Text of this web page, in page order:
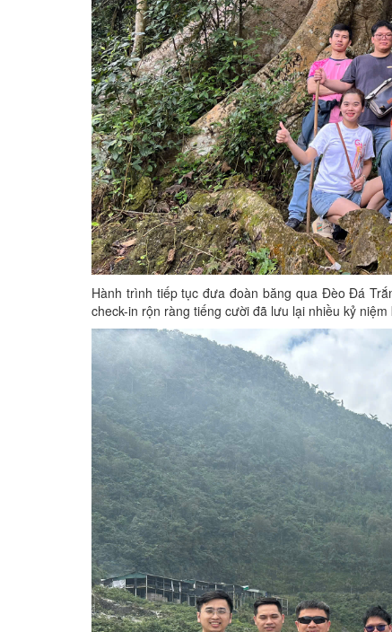
Hành trình tiếp tục đưa đoàn băng qua Đèo Đá
check-in rộn ràng tiếng cười đã lưu lại nhiều kỷ